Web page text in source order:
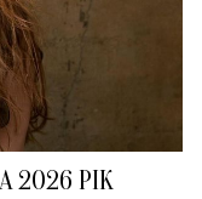
2026 РІК